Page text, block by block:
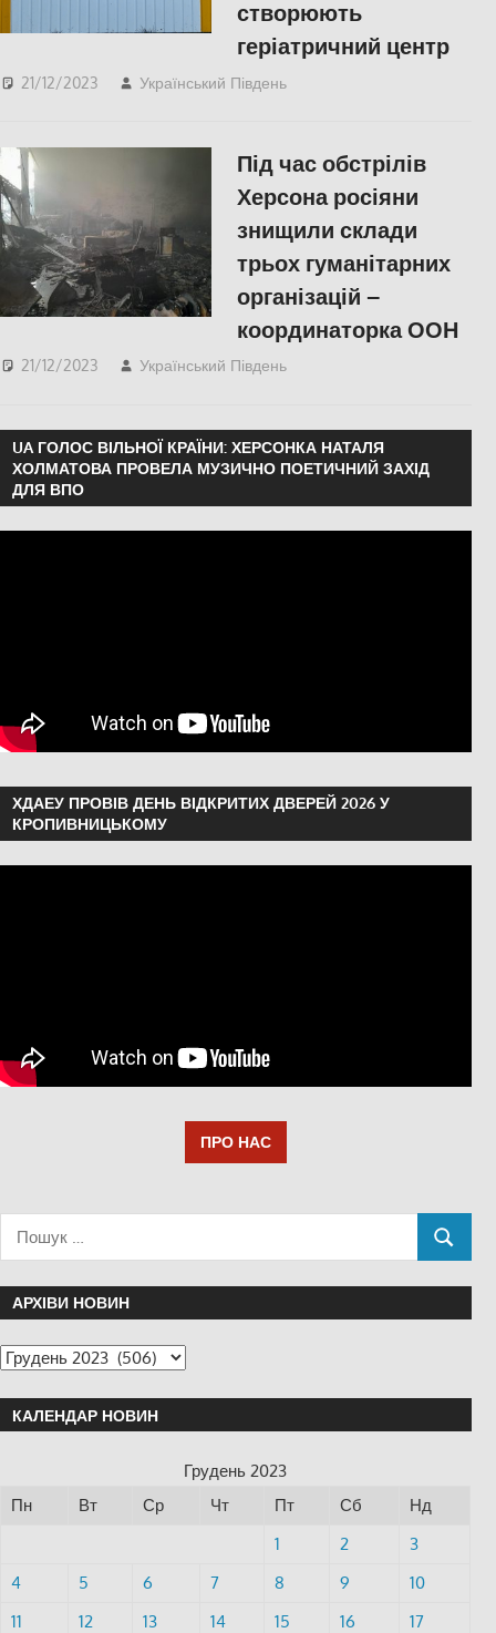
створюють
геріатричний центр
21/12/2023 Український Південь
Під час обстрілів
Херсона росіяни
знищили склади
трьох гуманітарних
організацій –
координаторка ООН
21/12/2023 Український Південь
UA ГОЛОС ВІЛЬНОЇ КРАЇНИ: ХЕРСОНКА НАТАЛЯ
ХОЛМАТОВА ПРОВЕЛА МУЗИЧНО ПОЕТИЧНИЙ ЗАХІД
ДЛЯ ВПО
ХДАЕУ ПРОВІВ ДЕНЬ ВІДКРИТИХ ДВЕРЕЙ 2026 У
КРОПИВНИЦЬКОМУ
ПРО НАС
АРХІВИ НОВИН
КАЛЕНДАР НОВИН
Грудень 2023
Пн
Вт Ср Чт Пт Сб
Нд
1
2
3
4
5 6 7 8 9
10
11
12 13 14 15 16
17